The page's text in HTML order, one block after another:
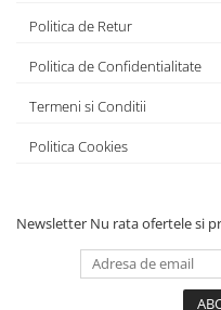
Politica de Retur
Politica de Confidentialitate
Termeni si Conditii
Politica Cookies
Newsletter Nu rata ofertele si